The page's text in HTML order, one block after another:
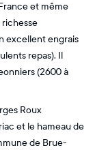
et même
richesse
excellent engrais
repas). Il
(2600 à
Roux
et le hameau de
de Brue-